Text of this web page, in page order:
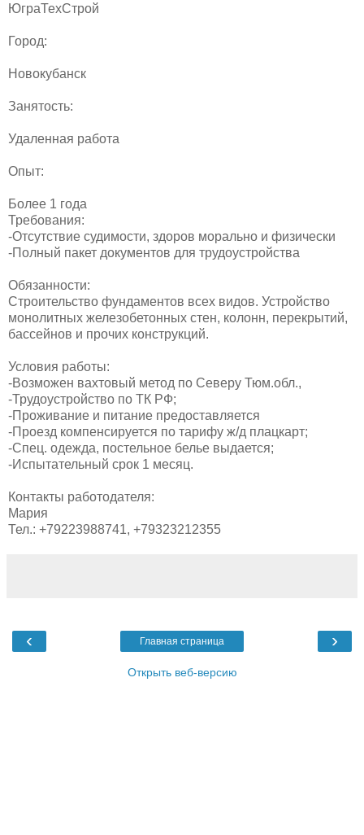
ЮграТехСтрой
Город:
Новокубанск
Занятость:
Удаленная работа
Опыт:
Более 1 года
Требования:
-Отсутствие судимости, здоров морально и физически
-Полный пакет документов для трудоустройства
Обязанности:
Строительство фундаментов всех видов. Устройство
монолитных железобетонных стен, колонн, перекрытий,
бассейнов и прочих конструкций.
Условия работы:
-Возможен вахтовый метод по Северу Тюм.обл.,
-Трудоустройство по ТК РФ;
-Проживание и питание предоставляется
-Проезд компенсируется по тарифу ж/д плацкарт;
-Спец. одежда, постельное белье выдается;
-Испытательный срок 1 месяц.
Контакты работодателя:
Мария
Тел.: +79223988741, +79323212355
‹ ›
Главная страница
Открыть веб-версию